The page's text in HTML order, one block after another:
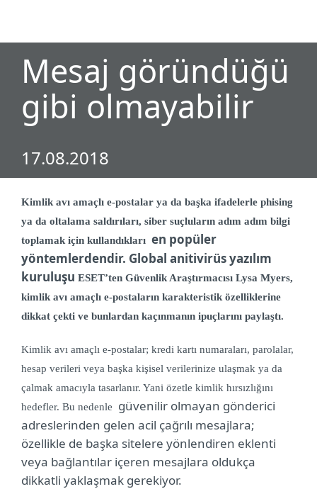
Mesaj göründüğü
gibi olmayabilir
17.08.2018
Kimlik avı amaçlı e-postalar ya da başka ifadelerle phising
ya da oltalama saldırıları, siber suçluların adım adım bilgi
toplamak için kullandıkları en popüler
yöntemlerdendir. Global anitivirüs yazılım
kuruluşu ESET’ten Güvenlik Araştırmacısı Lysa Myers,
kimlik avı amaçlı e-postaların karakteristik özelliklerine
dikkat çekti ve bunlardan kaçınmanın ipuçlarını paylaştı.
Kimlik avı amaçlı e-postalar; kredi kartı numaraları, parolalar,
hesap verileri veya başka kişisel verilerinize ulaşmak ya da
çalmak amacıyla tasarlanır. Yani özetle kimlik hırsızlığını
hedefler. Bu nedenle güvenilir olmayan gönderici
adreslerinden gelen acil çağrılı mesajlara;
özellikle de başka sitelere yönlendiren eklenti
veya bağlantılar içeren mesajlara oldukça
dikkatli yaklaşmak gerekiyor.